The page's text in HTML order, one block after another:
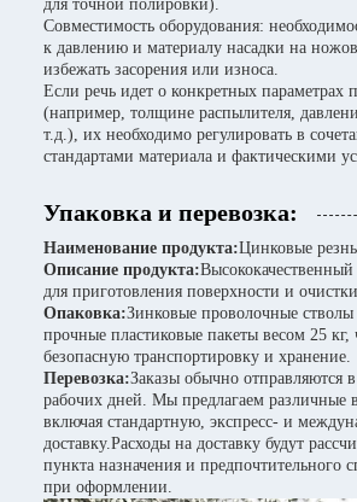
для точной полировки).
Совместимость оборудования:
к давлению и материалу насадки на
избежать засорения или износа.
Если речь идет о конкретных параметрах
(например, толщине распылителя,
т.д.), их необходимо регулировать в
стандартами материала и фактическими
Упаковка и перевозка:
Наименование продукта:Цинковые
Описание продукта:
для приготовления поверхности и
Опаковка:Зинковые проволочные стволы
прочные пластиковые пакеты весом 25 кг,
безопасную транспортировку и хранение.
Перевозка:Заказы обычно отправляются
рабочих дней. Мы предлагаем различные
включая стандартную, экспресс- и
доставку.Расходы на доставку будут
пункта назначения и предпочтительного
при оформлении.